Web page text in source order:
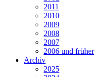
2011
2010
2009
2008
2007
2006 und früher
Archiv
2025